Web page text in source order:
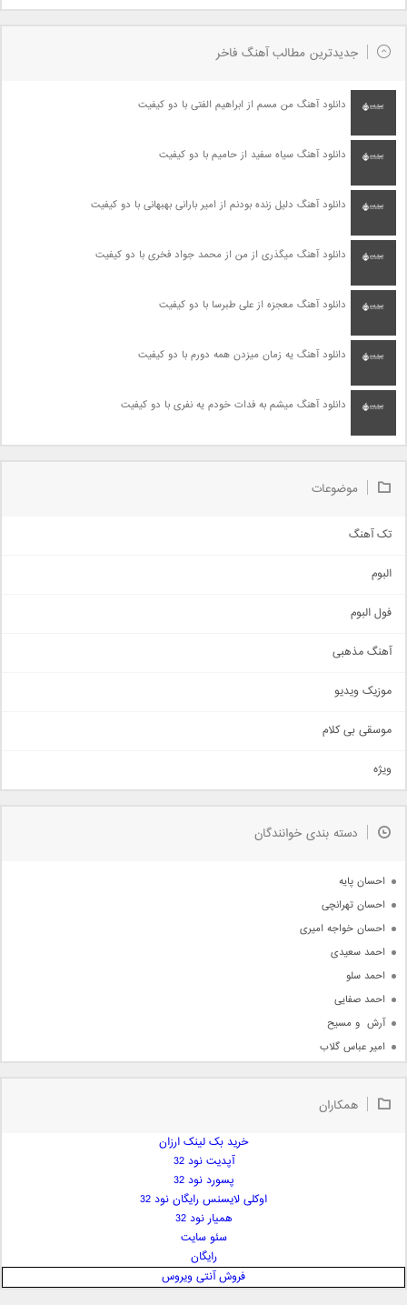
جدیدترین مطالب آهنگ فاخر
دانلود آهنگ من مسم از ابراهیم الفتی با دو کیفیت
دانلود آهنگ سیاه سفید از حامیم با دو کیفیت
دانلود آهنگ دلیل زنده بودنم از امیر بارانی بهبهانی با دو کیفیت
دانلود آهنگ میگذری از من از محمد جواد فخری با دو کیفیت
دانلود آهنگ معجزه از علی طبرسا با دو کیفیت
دانلود آهنگ یه زمان میزدن همه دورم با دو کیفیت
دانلود آهنگ میشم به فدات خودم یه نفری با دو کیفیت
موضوعات
تک آهنگ
اجتماعی
حماسی
سنتی
اهنگ بندرعباسی
دمو
مذهبی
جدیدترین ها
البوم
فول البوم
آهنگ مذهبی
موزیک ویدیو
موسقی بی کلام
ویژه
دسته بندی خوانندگان
احسان پایه
احسان تهرانچی
احسان خواجه امیری
احمد سعیدی
احمد سلو
احمد صفایی
آرش  و مسیح
امیر عباس گلاب
امیر علی
ایمان غلامی
همکاران
خرید بک لینک ارزان
آپدیت نود 32
پسورد نود 32
اوکلی لایسنس رایگان نود 32
همیار نود 32
سئو سایت
رایگان
فروش آنتی ویروس